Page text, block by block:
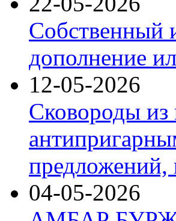
Собственный
дополнение
12-05-2026
Сковороды
предложений,
04-05-2026